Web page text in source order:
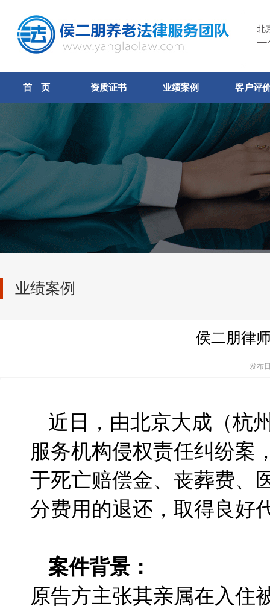
首 页 资质证书 业绩案例 客户评
业绩案例
侯二朋律
发布
近日，由北京大成（杭
服务机构侵权责任纠纷案
于死亡赔偿金、丧葬费、
分费用的退还，取得良好
案件背景：
原告方主张其亲属在入住